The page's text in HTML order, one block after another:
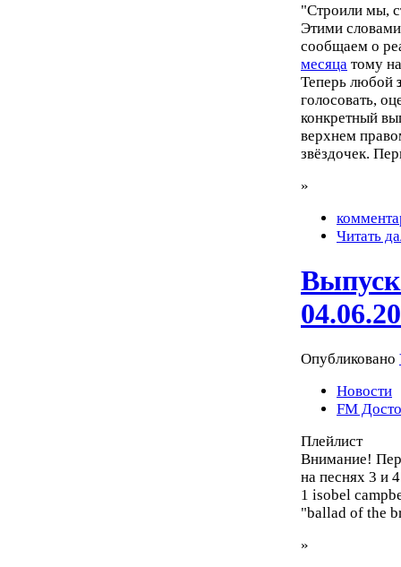
"Строили мы,
Этими
сообщаем о
месяца тому
Теперь любой
голосовать,
конкретный
верхнем
звёздочек.
»
Читать
Опубликовано
Новости
FM
Плейлист
Внимание!
на песнях 3 и
1 isobel
"ballad of the
»